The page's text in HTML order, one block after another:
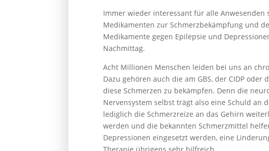
Immer wieder interessant für alle
Medikamenten zur Schmerzbekämpfung und
Medikamente gegen Epilepsie und
Nachmittag.
Acht Millionen Menschen leiden bei uns an
Dazu gehören auch die am GBS, der CIDP
diese Schmerzen zu bekämpfen. Denn die
Nervensystem selbst trägt also eine Schuld an
lediglich die Schmerzreize an das Gehirn
werden und die bekannten Schmerzmittel
Depressionen eingesetzt werden, eine